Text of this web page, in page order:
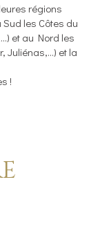
régions
les Côtes du
et au Nord les
Juliénas,...) et la
!